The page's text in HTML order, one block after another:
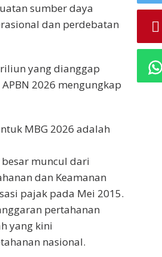
sumber daya
dan perdebatan
yang dianggap
2026 mengungkap
MBG 2026 adalah
muncul dari
dan Keamanan
pajak pada Mei 2015.
pertahanan
yang kini
nasional.